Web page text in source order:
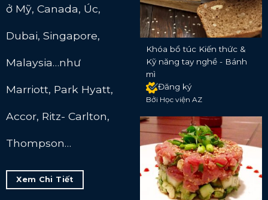
ở Mỹ, Canada, Úc,
Dubai, Singapore,
Malaysia…như
Marriott, Park Hyatt,
Accor, Ritz- Carlton,
Thompson…
Xem Chi Tiết
Khóa bổ túc Kiến thức &
Kỹ năng tay nghề - Bánh
mì
Đăng ký
Bởi Học viện AZ